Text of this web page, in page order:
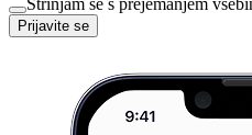
Prijavite se